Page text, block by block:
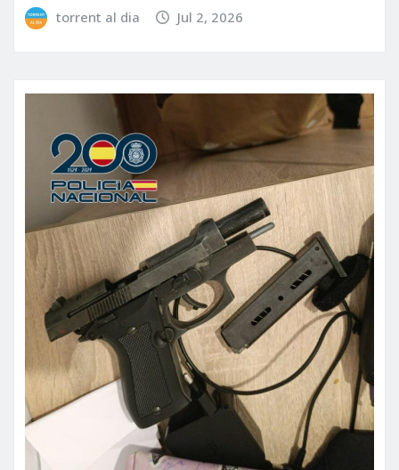
torrent al dia Jul 2, 2026